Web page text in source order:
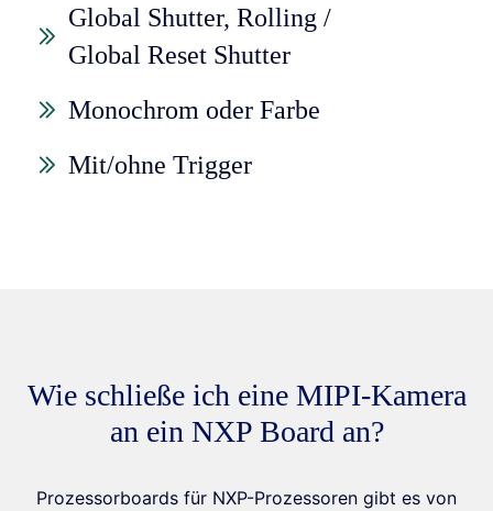
Global Shutter, Rolling /
Global Reset Shutter
Monochrom oder Farbe
Mit/ohne Trigger
Wie schließe ich eine MIPI-Kamera
an ein NXP Board an?
Prozessorboards für NXP-Prozessoren gibt es von